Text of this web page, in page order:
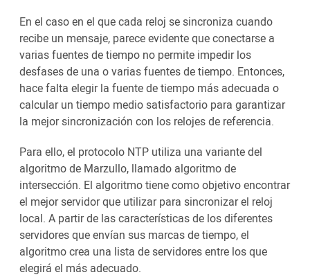
En el caso en el que cada reloj se sincroniza cuando
recibe un mensaje, parece evidente que conectarse a
varias fuentes de tiempo no permite impedir los
desfases de una o varias fuentes de tiempo. Entonces,
hace falta elegir la fuente de tiempo más adecuada o
calcular un tiempo medio satisfactorio para garantizar
la mejor sincronización con los relojes de referencia.
Para ello, el protocolo NTP utiliza una variante del
algoritmo de Marzullo, llamado algoritmo de
intersección. El algoritmo tiene como objetivo encontrar
el mejor servidor que utilizar para sincronizar el reloj
local. A partir de las características de los diferentes
servidores que envían sus marcas de tiempo, el
algoritmo crea una lista de servidores entre los que
elegirá el más adecuado.